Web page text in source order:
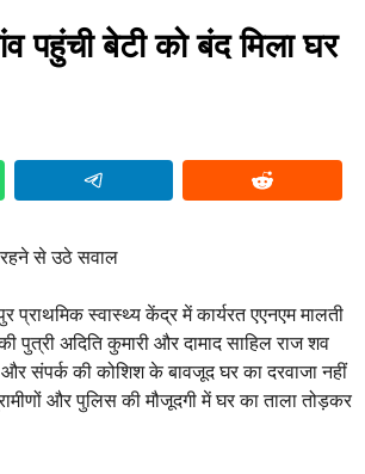
पहुंची बेटी को बंद मिला घर
रहने से उठे सवाल
प्राथमिक स्वास्थ्य केंद्र में कार्यरत एएनएम मालती
पुत्री अदिति कुमारी और दामाद साहिल राज शव
संपर्क की कोशिश के बावजूद घर का दरवाजा नहीं
और पुलिस की मौजूदगी में घर का ताला तोड़कर